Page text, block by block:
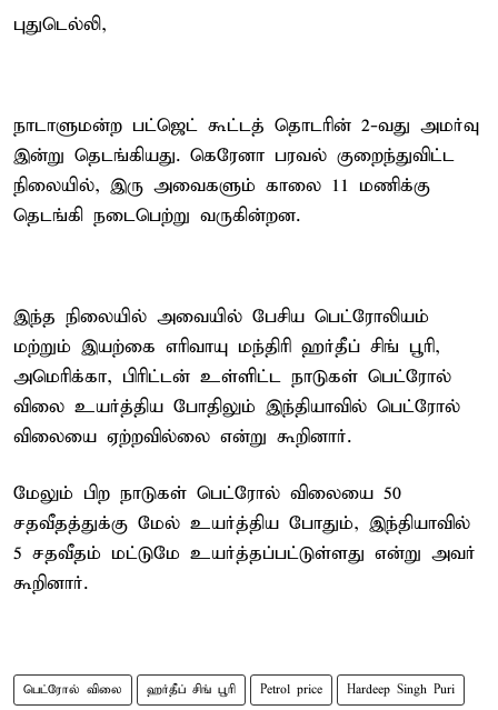
புதுடெல்லி,
நாடாளுமன்ற பட்ஜெட் கூட்டத் தொடரின் 2-வது அமர்வு
இன்று தெடங்கியது. கெரேனா பரவல் குறைந்துவிட்ட
நிலையில், இரு அவைகளும் காலை 11 மணிக்கு
தெடங்கி நடைபெற்று வருகின்றன.
இந்த நிலையில் அவையில் பேசிய பெட்ரோலியம்
மற்றும் இயற்கை எரிவாயு மந்திரி ஹர்தீப் சிங் பூரி,
அமெரிக்கா, பிரிட்டன் உள்ளிட்ட நாடுகள் பெட்ரோல்
விலை உயர்த்திய போதிலும் இந்தியாவில் பெட்ரோல்
விலையை ஏற்றவில்லை என்று கூறினார்.
மேலும் பிற நாடுகள் பெட்ரோல் விலையை 50
சதவீதத்துக்கு மேல் உயர்த்திய போதும், இந்தியாவில்
5 சதவீதம் மட்டுமே உயர்த்தப்பட்டுள்ளது என்று அவர்
கூறினார்.
பெட்ரோல் விலை ஹர்தீப் சிங் பூரி Petrol price Hardeep Singh Puri